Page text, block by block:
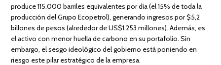
produce 115.000 barriles equivalentes por día (el 15% de toda la
producción del Grupo Ecopetrol), generando ingresos por $5,2
billones de pesos (alrededor de US$1.253 millones). Además, es
el activo con menor huella de carbono en su portafolio. Sin
embargo, el sesgo ideológico del gobierno está poniendo en
riesgo este pilar estratégico de la empresa.